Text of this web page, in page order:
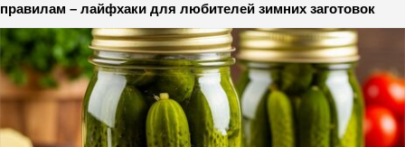
правилам – лайфхаки для любителей зимних заготовок